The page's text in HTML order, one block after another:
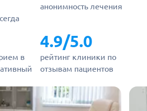
анонимность лечения
в
4.9/5.0
рейтинг клиники по
отзывам пациентов